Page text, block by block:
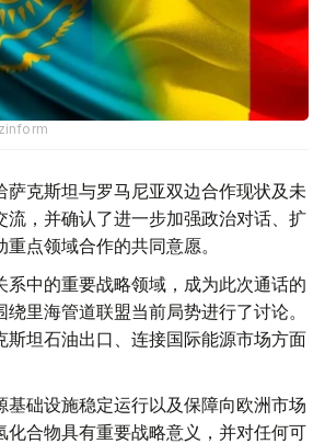
萨克斯坦与罗马尼亚双边合作现状及未
流，并确认了进一步加强政治对话、扩
点领域合作的共同意愿。
系中的重要战略领域，成为此次通话的
里海管道联盟当前局势进行了讨论。
斯坦石油出口、连接国际能源市场方面
基础设施稳定运行以及保障向欧洲市场
化合物具有重要战略意义，并对任何可